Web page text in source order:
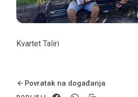
Kvartet Taliri
Povratak na događanja